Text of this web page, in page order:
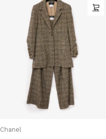
Chanel